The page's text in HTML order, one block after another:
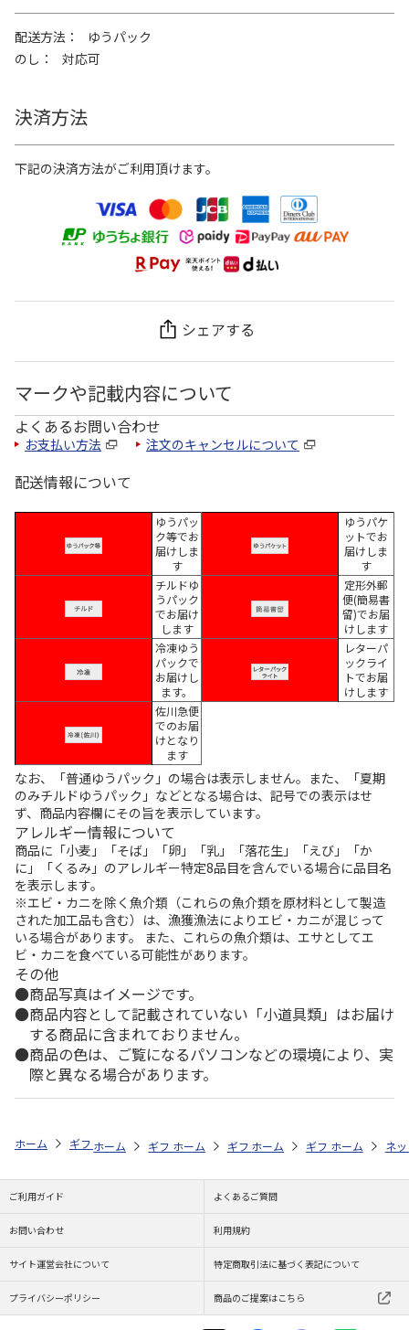
配送方法
ゆうパック
のし
対応可
決済方法
下記の決済方法がご利用頂けます。
シェアする
マークや記載内容について
よくあるお問い合わせ
お支払い方法 注文のキャンセルについて
配送情報について
ゆうパッ
ク等でお
届けしま
す
ゆうパケ
ットでお
届けしま
す
チルドゆ
うパック
でお届け
します
定形外郵
便(簡易書
留)でお届
けします
冷凍ゆう
パックで
お届けし
ます。
レターパ
ックライ
トでお届
けします
佐川急便
でのお届
けとなり
ます
なお、「普通ゆうパック」の場合は表示しません。また、「夏期
のみチルドゆうパック」などとなる場合は、記号での表示はせ
ず、商品内容欄にその旨を表示しています。
アレルギー情報について
商品に「小麦」「そば」「卵」「乳」「落花生」「えび」「か
に」「くるみ」のアレルギー特定8品目を含んでいる場合に品目名
を表示します。
※エビ・カニを除く魚介類（これらの魚介類を原材料として製造
された加工品も含む）は、漁獲漁法によりエビ・カニが混じって
いる場合があります。 また、これらの魚介類は、エサとしてエ
ビ・カニを食べている可能性があります。
その他
商品写真はイメージです。
商品内容として記載されていない「小道具類」はお届け
する商品に含まれておりません。
商品の色は、ご覧になるパソコンなどの環境により、実
際と異なる場合があります。
ホーム ギフトストア お中元・夏ギフト特集 2026 お菓子・スイーツ
ホーム ギフトストア お中元・夏ギフト特集 2026
ホーム ギフトストア お中元・夏ギフト
ホーム ギフトストア お
ホーム ネ
ご利用ガイド よくあるご質問
お問い合わせ 利用規約
サイト運営会社について 特定商取引法に基づく表記について
プライバシーポリシー 商品のご提案はこちら